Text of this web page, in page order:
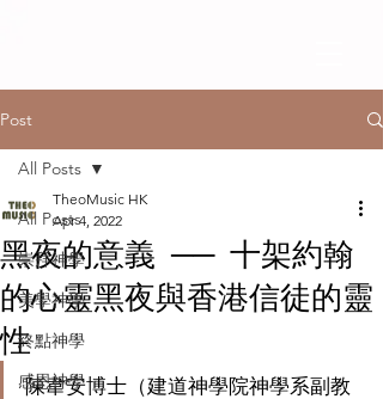
Post
All Posts
崇拜神學
美學神學
終點神學
感恩神學
All Posts
黑夜的意義 ── 十架約翰
的心靈黑夜與香港信徒的靈
性
TheoMusic HK
Apr 4, 2022
陳韋安博士（建道神學院神學系副教